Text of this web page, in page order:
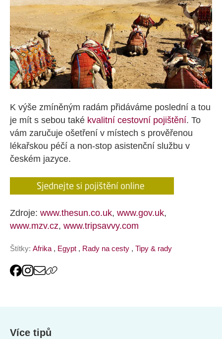
K výše zmíněným radám přidáváme poslední a tou
je mít s sebou také kvalitní cestovní pojištění. To
vám zaručuje ošetření v místech s prověřenou
lékařskou péčí a non-stop asistenční službu v
českém jazyce.
Zdroje: www.thesun.co.uk, www.gov.uk,
www.mzv.cz, www.tripsavvy.com
Štítky: Afrika , Egypt , Rady na cesty , Tipy & rady
Více tipů